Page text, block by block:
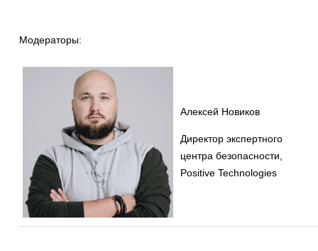
Модераторы:
Алексей Новиков
Директор экспертного
центра безопасности,
Positive Technologies